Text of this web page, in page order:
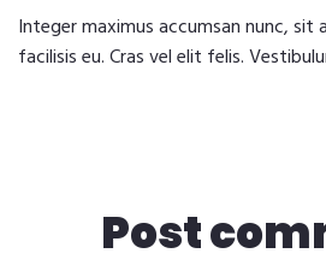
Integer maximus accumsan nunc,
facilisis eu. Cras vel elit felis.
Post